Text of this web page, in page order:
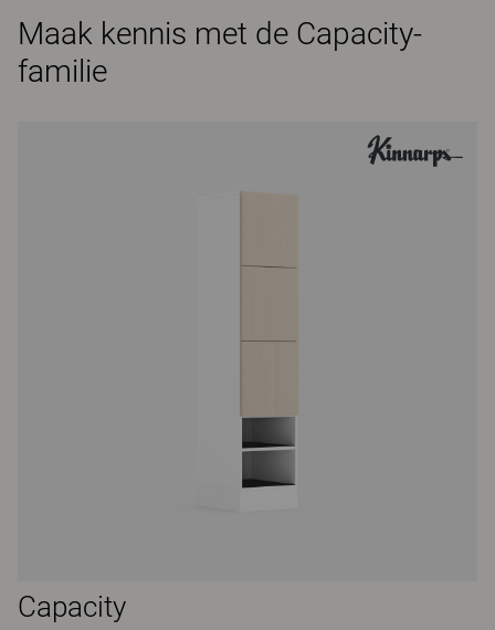
Maak kennis met de Capacity-
familie
Capacity